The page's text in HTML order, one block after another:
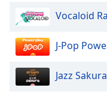
Vocaloid
J-Pop
Jazz